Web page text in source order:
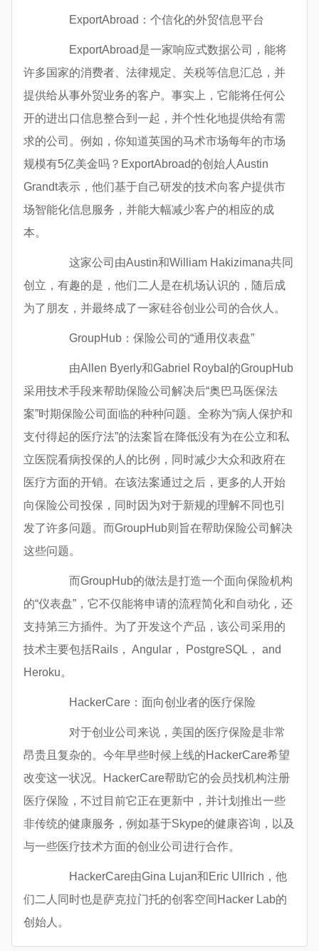
ExportAbroad：个信化的外贸信息平台
ExportAbroad是一家响应式数据公司，能将
许多国家的消费者、法律规定、关税等信息汇总，并
提供给从事外贸业务的客户。事实上，它能将任何公
开的进出口信息整合到一起，并个性化地提供给有需
求的公司。例如，你知道英国的马术市场每年的市场
规模有5亿美金吗？ExportAbroad的创始人Austin
Grandt表示，他们基于自己研发的技术向客户提供市
场智能化信息服务，并能大幅减少客户的相应的成
本。
这家公司由Austin和William Hakizimana共同
创立，有趣的是，他们二人是在机场认识的，随后成
为了朋友，并最终成了一家硅谷创业公司的合伙人。
GroupHub：保险公司的“通用仪表盘”
由Allen Byerly和Gabriel Roybal的GroupHub
采用技术手段来帮助保险公司解决后“奥巴马医保法
案”时期保险公司面临的种种问题。全称为“病人保护和
支付得起的医疗法”的法案旨在降低没有为在公立和私
立医院看病投保的人的比例，同时减少大众和政府在
医疗方面的开销。在该法案通过之后，更多的人开始
向保险公司投保，同时因为对于新规的理解不同也引
发了许多问题。而GroupHub则旨在帮助保险公司解决
这些问题。
而GroupHub的做法是打造一个面向保险机构
的“仪表盘”，它不仅能将申请的流程简化和自动化，还
支持第三方插件。为了开发这个产品，该公司采用的
技术主要包括Rails， Angular， PostgreSQL， and
Heroku。
HackerCare：面向创业者的医疗保险
对于创业公司来说，美国的医疗保险是非常
昂贵且复杂的。今年早些时候上线的HackerCare希望
改变这一状况。HackerCare帮助它的会员找机构注册
医疗保险，不过目前它正在更新中，并计划推出一些
非传统的健康服务，例如基于Skype的健康咨询，以及
与一些医疗技术方面的创业公司进行合作。
HackerCare由Gina Lujan和Eric Ullrich，他
们二人同时也是萨克拉门托的创客空间Hacker Lab的
创始人。